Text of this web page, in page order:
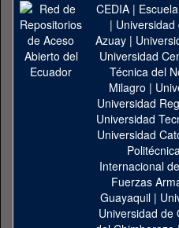
CEDIA|
|
Azuay|
Universidad
Técnica del
Milagro |
Universidad
Universidad
Universidad
Internacional
Fuerzas
Guayaquil|
Universidad de